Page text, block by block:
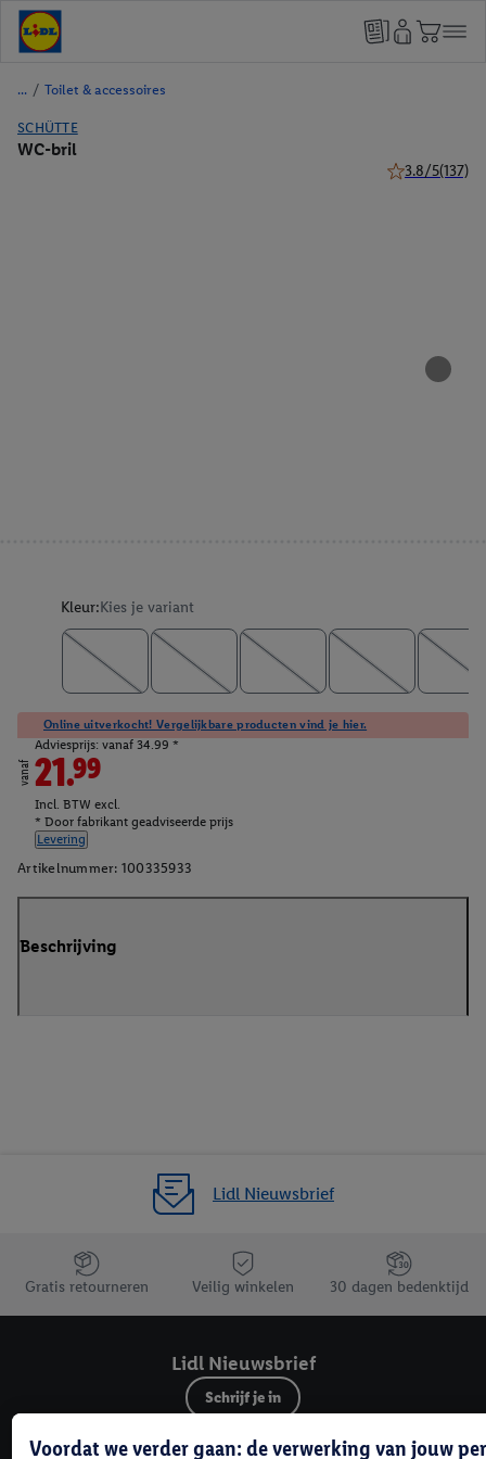
/ Toilet & accessoires
SCHÜTTE
WC-bril
3.8/5(137)
Kleur:Kies je variant
Online uitverkocht! Vergelijkbare producten vind je hier.
vanaf
Adviesprijs: vanaf 34.99 *
21.99
Incl. BTW excl.
* Door fabrikant geadviseerde prijs
Levering
Artikelnummer: 100335933
Beschrijving
Lidl Nieuwsbrief
Jouw voordelen bij ons als Lidl webshop klant
Gratis retourneren Veilig winkelen 30 dagen bedenktijd
Lidl Nieuwsbrief
Schrijf je in
Voordat we verder gaan: de verwerking van jouw